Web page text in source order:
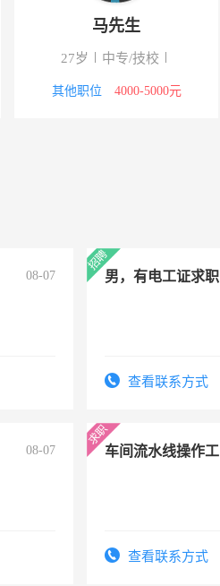
赛罕区呼伦贝尔南路161号
马先生
27岁 中专/技校
其他职位 4000-5000元
08-07 男，有电工证求职
查看联系方式
08-07 车间流水线操作工
查看联系方式